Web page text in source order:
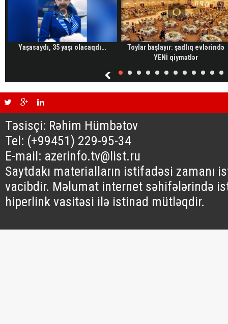
Yaşasaydı, 35 yaşı olacaqdı…
Toylar başlayır: şadlıq evlərində
YENİ qiymətlər
Təsisçi: Rəhim Hümbətov
Tel: (+99451) 229-95-34
E-mail: azerinfo.tv@list.ru
Saytdakı materialların istifadəsi zamanı
vacibdir. Məlumat internet səhifələrində
hiperlink vasitəsi ilə istinad mütləqdir.